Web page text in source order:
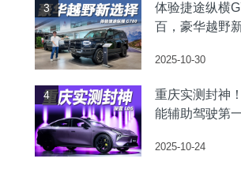
3
体验捷途纵横
百，豪华越野
2025-10-30
4
重庆实测封神
能辅助驾驶第
2025-10-24